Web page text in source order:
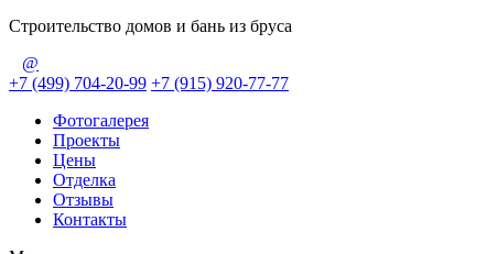
Строительство домов и бань из бруса
@
+7 (499) 704-20-99 +7 (915) 920-77-77
Фотогалерея
Проекты
Цены
Отделка
Отзывы
Контакты